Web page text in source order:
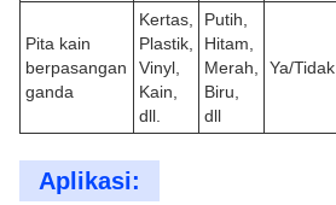
Pita kain
berpasangan
ganda
Kertas,
Plastik,
Vinyl,
Kain,
dll.
Putih,
Hitam,
Merah,
Biru,
dll
Ya/Tidak
Aplikasi: